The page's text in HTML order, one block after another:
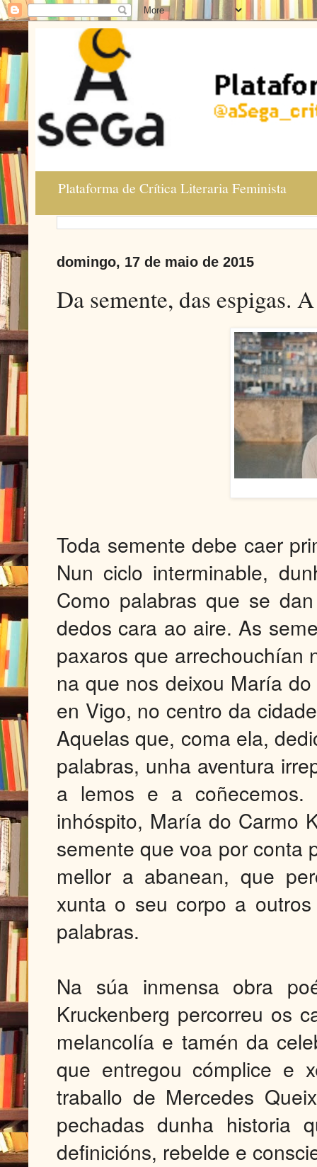
Plataforma de Crítica Literaria Feminista
domingo, 17 de maio de 2015
Da semente, das espigas.
Toda semente debe caer
Nun ciclo interminable,
Como palabras que se
dedos cara ao aire. As
paxaros que arrechouchían
na que nos deixou María
en Vigo, no centro da
Aquelas que, coma ela,
palabras, unha aventura
a lemos e a coñecemos.
inhóspito, María do Carmo
semente que voa por conta
mellor a abanean, que
xunta o seu corpo a
palabras.
Na súa inmensa obra
Kruckenberg percorreu os
melancolía e tamén da
que entregou cómplice e
traballo de Mercedes
pechadas dunha historia
definicións, rebelde e